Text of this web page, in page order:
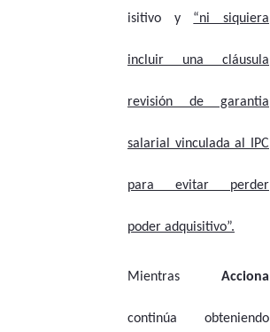
isitivo y “ni siquiera
incluir una cláusula
revisión de garantia
salarial vinculada al IPC
para evitar perder
poder adquisitivo”.
Mientras Acciona
continúa obteniendo